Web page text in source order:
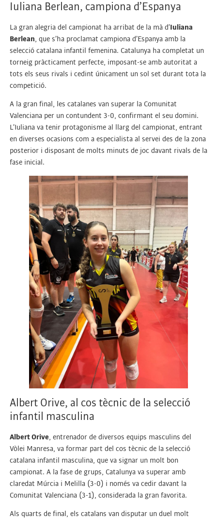
Iuliana Berlean, campiona d’Espanya
La gran alegria del campionat ha arribat de la mà d’Iuliana
Berlean , que s’ha proclamat campiona d’Espanya amb la
selecció catalana infantil femenina. Catalunya ha completat un
torneig pràcticament perfecte, imposant-se amb autoritat a
tots els seus rivals i cedint únicament un sol set durant tota la
competició.
A la gran final, les catalanes van superar la Comunitat
Valenciana per un contundent 3-0, confirmant el seu domini.
L’Iuliana va tenir protagonisme al llarg del campionat, entrant
en diverses ocasions com a especialista al servei des de la zona
posterior i disposant de molts minuts de joc davant rivals de la
fase inicial.
Albert Orive, al cos tècnic de la selecció
infantil masculina
Albert Orive , entrenador de diversos equips masculins del
Vòlei Manresa, va formar part del cos tècnic de la selecció
catalana infantil masculina, que va signar un molt bon
campionat. A la fase de grups, Catalunya va superar amb
claredat Múrcia i Melilla (3-0) i només va cedir davant la
Comunitat Valenciana (3-1), considerada la gran favorita.
Als quarts de final, els catalans van disputar un duel molt